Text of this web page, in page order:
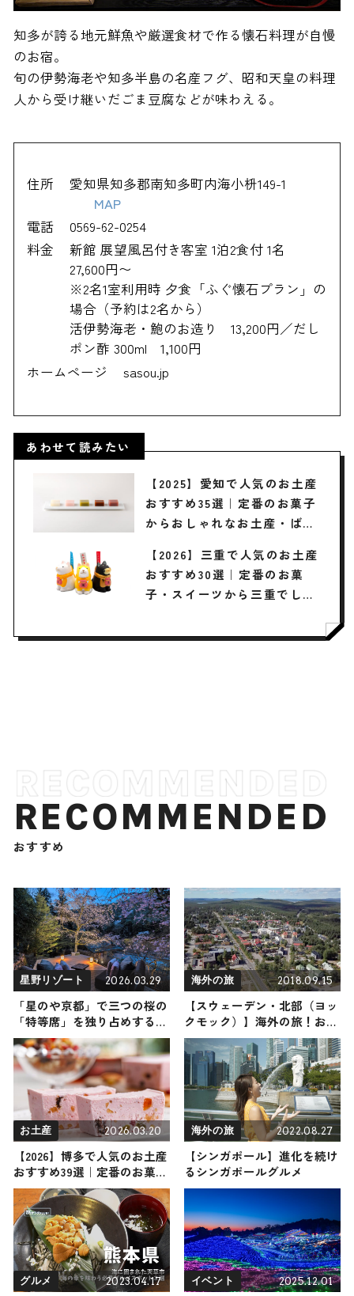
知多が誇る地元鮮魚や厳選食材で作る懐石料理が自慢
のお宿。
旬の伊勢海老や知多半島の名産フグ、昭和天皇の料理
人から受け継いだごま豆腐などが味わえる。
住所
愛知県知多郡南知多町内海小枡149-1
MAP
電話
0569-62-0254
料金
新館 展望風呂付き客室 1泊2食付 1名
27,600円〜
※2名1室利用時 夕食「ふぐ懐石プラン」の
場合（予約は2名から）
活伊勢海老・鮑のお造り 13,200円／だし
ポン酢 300ml 1,100円
ホームページ
sasou.jp
あわせて読みたい
【2025】愛知で人気のお土産
おすすめ35選｜定番のお菓子
からおしゃれなお土産・ばら
【2026】三重で人気のお土産
おすすめ30選｜定番のお菓
子・スイーツから三重でしか
で幅広く紹介
RECOMMENDED
おすすめ
星野リゾート 2026.03.29
「星のや京都」で三つの桜の
「特等席」を独り占めする滞
在プログラム『奥嵐山の花見
滞在』が提供開始 / 貸し切り
屋形船から桜を愛でる贅沢な
京都旅を
海外の旅 2018.09.15
【スウェーデン・北部（ヨッ
クモック）】海外の旅！おす
すめ観光スポットやグルメを
リポート
お土産 2026.03.20
【2026】博多で人気のお土産
おすすめ39選｜定番のお菓子
からおしゃれなお土産・ばら
まき用・女性向けまで幅広く
紹介
海外の旅 2022.08.27
【シンガポール】進化を続け
るシンガポールグルメ
グルメ 2023.04.17 イベント 2025.12.01